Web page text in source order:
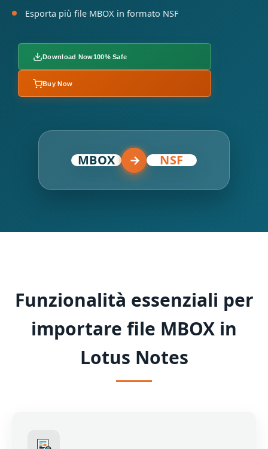
Esporta più file MBOX in formato NSF
Download Now100% Safe
Buy Now
MBOX → NSF
Funzionalità essenziali per
importare file MBOX in
Lotus Notes